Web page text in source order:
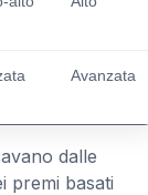
Avanzata
dalle
premi basati